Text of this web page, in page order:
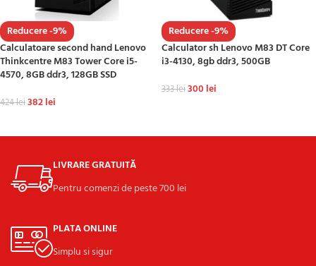
Reducere -9%
Calculatoare second hand Lenovo
Thinkcentre M83 Tower Core i5-
4570, 8GB ddr3, 128GB SSD
424lei382lei
Reducere -9%
Calculator sh Lenovo M83 DT Core
i3-4130, 8gb ddr3, 500GB
333lei300 lei
LIVRARE GRATUITĂ
Pentru comenzi de peste 700 lei
PLATA ONLINE
Simplu si sigur